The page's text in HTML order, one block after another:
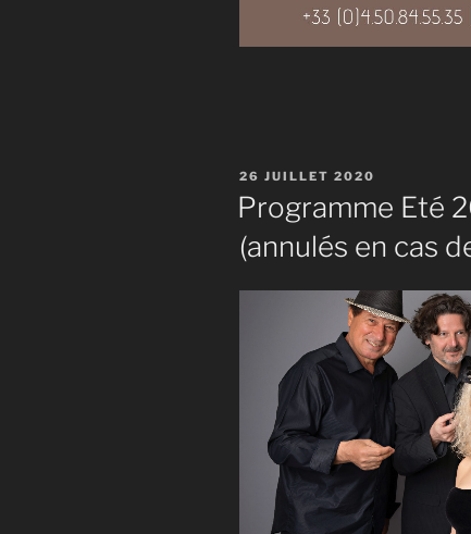
PUBLIÉ
LE
26 JUILLET 2020
Programme Eté
(annulés en cas